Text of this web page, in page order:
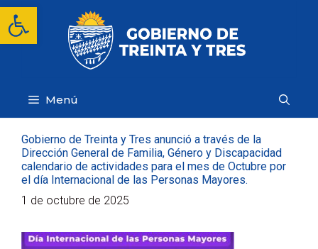
Abrir barra de herramientas
Saltar
contenido
Menú
Gobierno de Treinta y Tres anunció a través de la
Dirección General de Familia, Género y Discapacidad
calendario de actividades para el mes de Octubre por
el día Internacional de las Personas Mayores.
1 de octubre de 2025